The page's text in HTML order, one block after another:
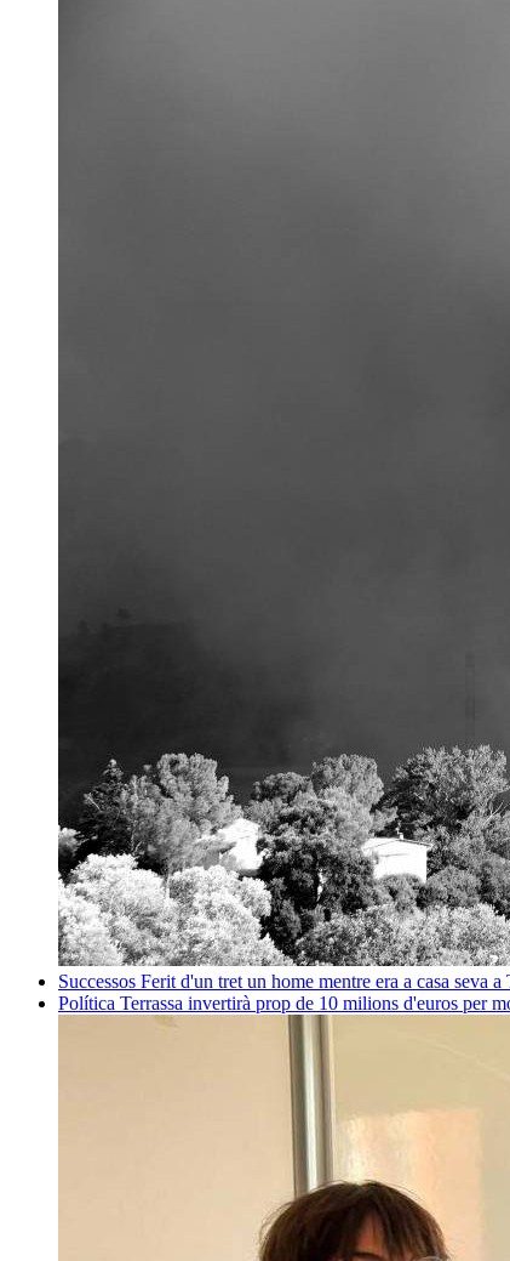
Successos Ferit d'un tret un home mentre era a casa seva a
Política Terrassa invertirà prop de 10 milions d'euros per